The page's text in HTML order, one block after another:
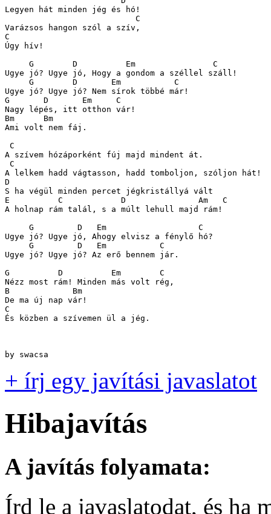
Legyen hát minden jég és hó!
Varázsos hangon szól a szív,
C
Úgy hív!
     G	      D          Em		   C
Ugye jó? Ugye jó, Hogy a gondom a széllel száll!
     G	      D       Em	   C
Ugye jó? Ugye jó? Nem sírok többé már!
G	D       Em     C
Nagy lépés, itt otthon vár!
Bm	Bm
Ami volt nem fáj.
C
A szívem hózáporként fúj majd mindent át.
C
A lelkem hadd vágtasson, hadd tomboljon, szóljon hát!
D
S ha végül minden percet jégkristállyá vált
E          C            D            	Am   C
A holnap rám talál, s a múlt lehull majd rám!
     G	       D   Em			C
Ugye jó? Ugye jó, Ahogy elvisz a fénylő hó?
     G	       D   Em		C
Ugye jó? Ugye jó? Az erő bennem jár.
G	   D          Em        C
Nézz most rám! Minden más volt rég,
B	      Bm
De ma új nap vár!
C
És közben a szívemen ül a jég.
by swacsa
+ írj egy javítási javaslatot
Hibajavítás
A javítás folyamata:
Írd le a javaslatodat, és ha